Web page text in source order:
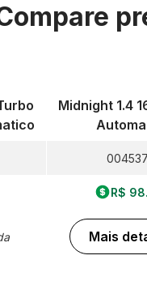
Midnight 1.4
R$
Mais